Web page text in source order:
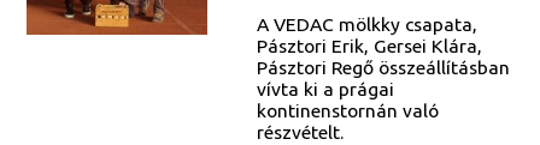
A VEDAC mölkky csapata,
Pásztori Erik, Gersei Klára,
Pásztori Regő összeállításban
vívta ki a prágai
kontinenstornán való
részvételt.